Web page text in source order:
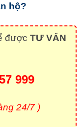
hộ?
được TƯ VẤN
999
24/7 )